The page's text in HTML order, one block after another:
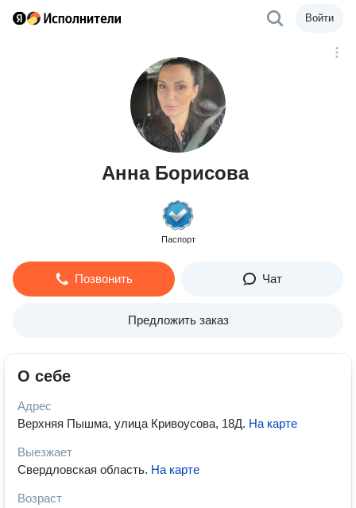
Войти
Анна Борисова
Паспорт
Позвонить Чат
Предложить заказ
О себе
Адрес
Верхняя Пышма, улица Кривоусова, 18Д. На карте
Выезжает
Свердловская область. На карте
Возраст